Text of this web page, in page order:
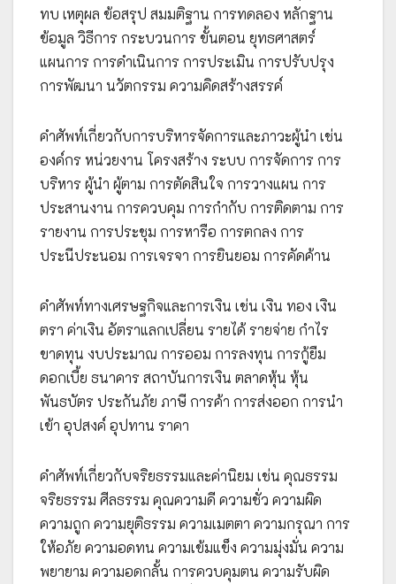
ทบ เหตุผล ข้อสรุป สมมติฐาน การทดลอง หลักฐาน
ข้อมูล วิธีการ กระบวนการ ขั้นตอน ยุทธศาสตร์
แผนการ การดำเนินการ การประเมิน การปรับปรุง
การพัฒนา นวัตกรรม ความคิดสร้างสรรค์
คำศัพท์เกี่ยวกับการบริหารจัดการและภาวะผู้นำ เช่น
องค์กร หน่วยงาน โครงสร้าง ระบบ การจัดการ การ
บริหาร ผู้นำ ผู้ตาม การตัดสินใจ การวางแผน การ
ประสานงาน การควบคุม การกำกับ การติดตาม การ
รายงาน การประชุม การหารือ การตกลง การ
ประนีประนอม การเจรจา การยินยอม การคัดค้าน
คำศัพท์ทางเศรษฐกิจและการเงิน เช่น เงิน ทอง เงิน
ตรา ค่าเงิน อัตราแลกเปลี่ยน รายได้ รายจ่าย กำไร
ขาดทุน งบประมาณ การออม การลงทุน การกู้ยืม
ดอกเบี้ย ธนาคาร สถาบันการเงิน ตลาดหุ้น หุ้น
พันธบัตร ประกันภัย ภาษี การค้า การส่งออก การนำ
เข้า อุปสงค์ อุปทาน ราคา
คำศัพท์เกี่ยวกับจริยธรรมและค่านิยม เช่น คุณธรรม
จริยธรรม ศีลธรรม คุณความดี ความชั่ว ความผิด
ความถูก ความยุติธรรม ความเมตตา ความกรุณา การ
ให้อภัย ความอดทน ความเข้มแข็ง ความมุ่งมั่น ความ
พยายาม ความอดกลั้น การควบคุมตน ความรับผิด